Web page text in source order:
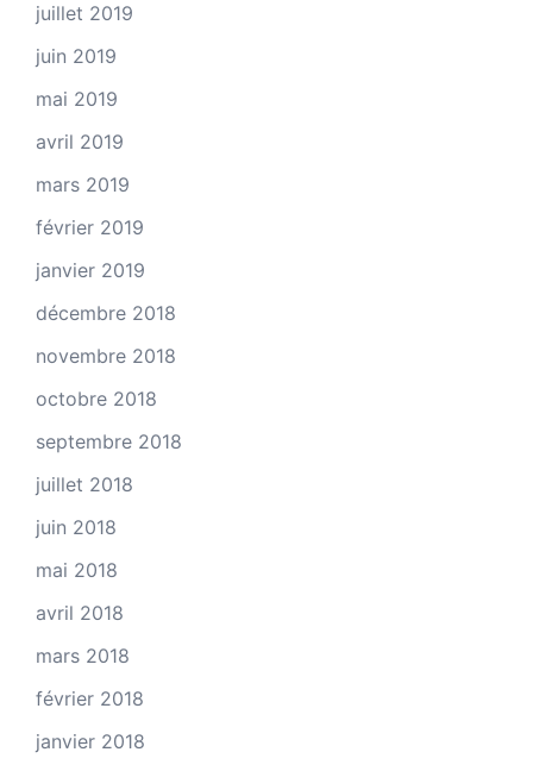
juillet 2019
juin 2019
mai 2019
avril 2019
mars 2019
février 2019
janvier 2019
décembre 2018
novembre 2018
octobre 2018
septembre 2018
juillet 2018
juin 2018
mai 2018
avril 2018
mars 2018
février 2018
janvier 2018